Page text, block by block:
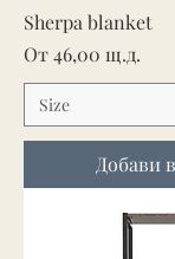
Sherpa blanket
От46,00 щ.д.
Продажна цена
Добави